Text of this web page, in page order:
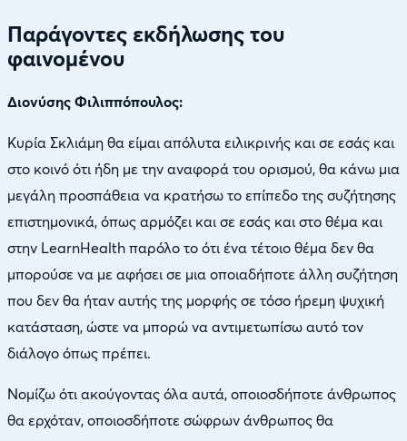
Παράγοντες εκδήλωσης του
φαινομένου
Διονύσης Φιλιππόπουλος:
Κυρία Σκλιάμη θα είμαι απόλυτα ειλικρινής και σε εσάς και
στο κοινό ότι ήδη με την αναφορά του ορισμού, θα κάνω μια
μεγάλη προσπάθεια να κρατήσω το επίπεδο της συζήτησης
επιστημονικά, όπως αρμόζει και σε εσάς και στο θέμα και
στην LearnHealth παρόλο το ότι ένα τέτοιο θέμα δεν θα
μπορούσε να με αφήσει σε μια οποιαδήποτε άλλη συζήτηση
που δεν θα ήταν αυτής της μορφής σε τόσο ήρεμη ψυχική
κατάσταση, ώστε να μπορώ να αντιμετωπίσω αυτό τον
διάλογο όπως πρέπει.
Νομίζω ότι ακούγοντας όλα αυτά, οποιοσδήποτε άνθρωπος
θα ερχόταν, οποιοσδήποτε σώφρων άνθρωπος θα